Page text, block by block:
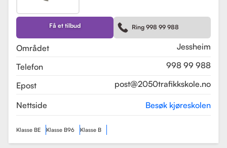
undervisningsmetoder og et
engasjert team, har 2050
Trafikkskole som mål å hjelpe elever
med å bli trygge og kompetente
Få et tilbud Ring 998 99 988
Området
Jessheim
Telefon
998 99 988
Epost
post@2050trafikkskole.no
Nettside Besøk kjøreskolen
Klasse BE Klasse B96 Klasse B